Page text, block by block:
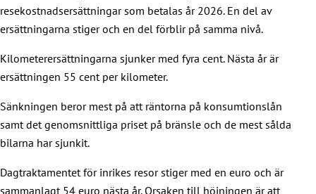
resekostnadsersättningar som betalas år 2026. En del av
ersättningarna stiger och en del förblir på samma nivå.
Kilometerersättningarna sjunker med fyra cent. Nästa år är
ersättningen 55 cent per kilometer.
Sänkningen beror mest på att räntorna på konsumtionslån
samt det genomsnittliga priset på bränsle och de mest sålda
bilarna har sjunkit.
Dagtraktamentet för inrikes resor stiger med en euro och är
sammanlagt 54 euro nästa år. Orsaken till höjningen är att